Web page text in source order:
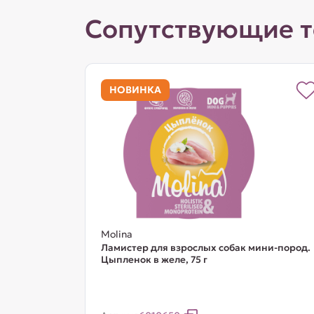
Сопутствующие
НОВИНКА
Molina
Ламистер для взрослых собак мини-пород.
Цыпленок в желе, 75 г